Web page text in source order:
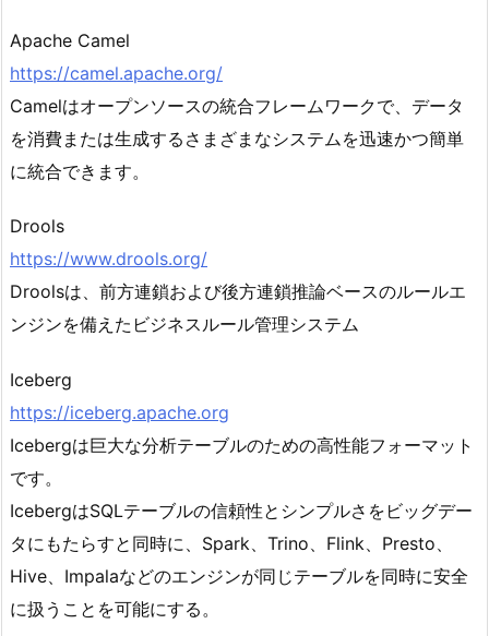
Apache Camel
https://camel.apache.org/
Camelはオープンソースの統合フレームワークで、データ
を消費または生成するさまざまなシステムを迅速かつ簡単
に統合できます。
Drools
https://www.drools.org/
Droolsは、前方連鎖および後方連鎖推論ベースのルールエ
ンジンを備えたビジネスルール管理システム
Iceberg
https://iceberg.apache.org
Icebergは巨大な分析テーブルのための高性能フォーマット
です。
IcebergはSQLテーブルの信頼性とシンプルさをビッグデー
タにもたらすと同時に、Spark、Trino、Flink、Presto、
Hive、Impalaなどのエンジンが同じテーブルを同時に安全
に扱うことを可能にする。